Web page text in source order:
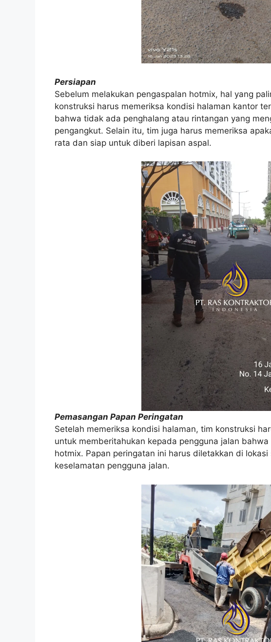
Persiapan
Sebelum melakukan pengaspalan hotmix, hal yang
konstruksi harus memeriksa kondisi halaman kantor
bahwa tidak ada penghalang atau rintangan yang
pengangkut. Selain itu, tim juga harus memeriksa
rata dan siap untuk diberi lapisan aspal.
Pemasangan Papan Peringatan
Setelah memeriksa kondisi halaman, tim konstruksi
untuk memberitahukan kepada pengguna jalan
hotmix. Papan peringatan ini harus diletakkan di
keselamatan pengguna jalan.